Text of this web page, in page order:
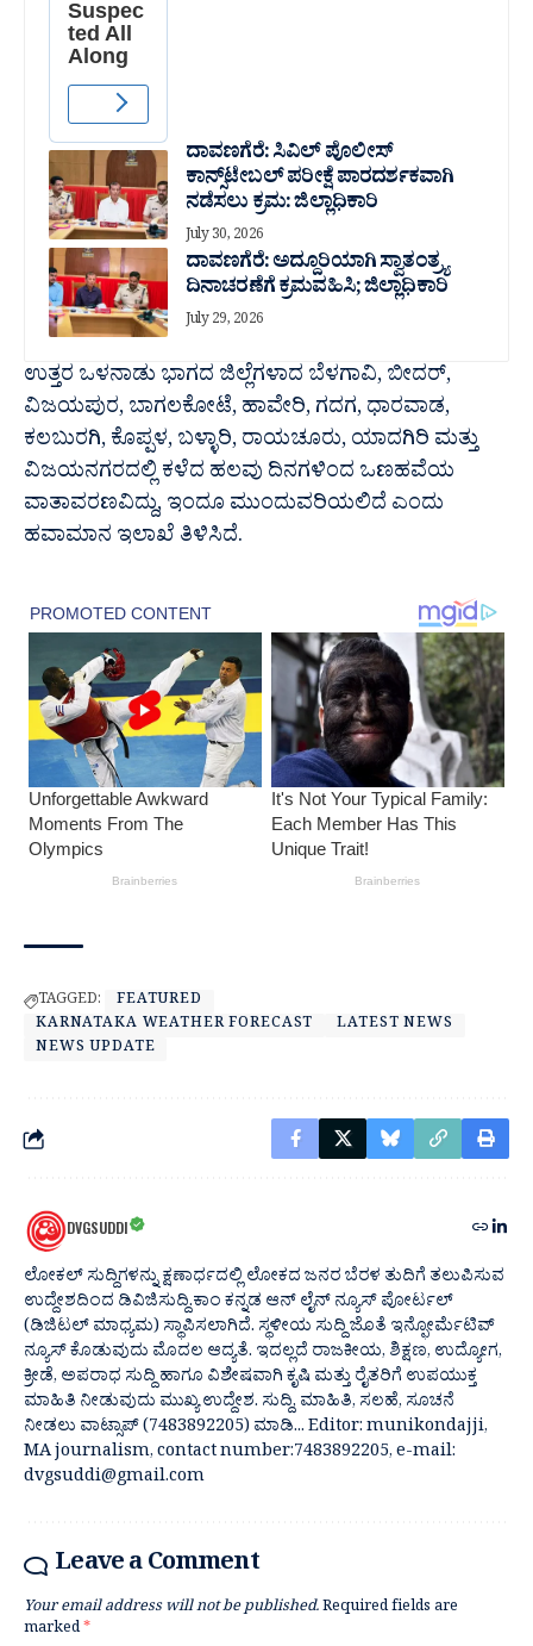
ದಾವಣಗೆರೆ: ಸಿವಿಲ್ ಪೊಲೀಸ್
ಕಾನ್ಸ್‌ಟೇಬಲ್ ಪರೀಕ್ಷೆ ಪಾರದರ್ಶಕವಾಗಿ
ನಡೆಸಲು ಕ್ರಮ: ಜಿಲ್ಲಾಧಿಕಾರಿ
July 30, 2026
ದಾವಣಗೆರೆ: ಅದ್ದೂರಿಯಾಗಿ ಸ್ವಾತಂತ್ರ್ಯ
ದಿನಾಚರಣೆಗೆ ಕ್ರಮವಹಿಸಿ; ಜಿಲ್ಲಾಧಿಕಾರಿ
July 29, 2026
ಉತ್ತರ ಒಳನಾಡು ಭಾಗದ ಜಿಲ್ಲೆಗಳಾದ ಬೆಳಗಾವಿ, ಬೀದರ್,
ವಿಜಯಪುರ, ಬಾಗಲಕೋಟೆ, ಹಾವೇರಿ, ಗದಗ, ಧಾರವಾಡ,
ಕಲಬುರಗಿ, ಕೊಪ್ಪಳ, ಬಳ್ಳಾರಿ, ರಾಯಚೂರು, ಯಾದಗಿರಿ ಮತ್ತು
ವಿಜಯನಗರದಲ್ಲಿ ಕಳೆದ ಹಲವು ದಿನಗಳಿಂದ ಒಣಹವೆಯ
ವಾತಾವರಣವಿದ್ದು, ಇಂದೂ ಮುಂದುವರಿಯಲಿದೆ ಎಂದು
ಹವಾಮಾನ ಇಲಾಖೆ ತಿಳಿಸಿದೆ.
TAGGED:
FEATURED
KARNATAKA WEATHER FORECAST
LATEST NEWS
NEWS UPDATE
DVGSUDDI
ಲೋಕಲ್ ಸುದ್ದಿಗಳನ್ನು ಕ್ಷಣಾರ್ಧದಲ್ಲಿ ಲೋಕದ ಜನರ ಬೆರಳ ತುದಿಗೆ ತಲುಪಿಸುವ
ಉದ್ದೇಶದಿಂದ ಡಿವಿಜಿಸುದ್ದಿ.ಕಾಂ ಕನ್ನಡ ಆನ್ ಲೈನ್ ನ್ಯೂಸ್ ಪೋರ್ಟಲ್
(ಡಿಜಿಟಲ್ ಮಾಧ್ಯಮ) ಸ್ಥಾಪಿಸಲಾಗಿದೆ. ಸ್ಥಳೀಯ ಸುದ್ದಿ ಜೊತೆ ಇನ್ಫೋರ್ಮೆಟಿವ್
ನ್ಯೂಸ್ ಕೊಡುವುದು ಮೊದಲ ಆದ್ಯತೆ. ಇದಲ್ಲದೆ ರಾಜಕೀಯ, ಶಿಕ್ಷಣ, ಉದ್ಯೋಗ,
ಕ್ರೀಡೆ, ಅಪರಾಧ ಸುದ್ದಿ ಹಾಗೂ ವಿಶೇಷವಾಗಿ ಕೃಷಿ ಮತ್ತು ರೈತರಿಗೆ ಉಪಯುಕ್ತ
ಮಾಹಿತಿ ನೀಡುವುದು ಮುಖ್ಯ ಉದ್ದೇಶ. ಸುದ್ದಿ, ಮಾಹಿತಿ, ಸಲಹೆ, ಸೂಚನೆ
ನೀಡಲು ವಾಟ್ಸಾಪ್ (7483892205) ಮಾಡಿ... Editor: munikondajji,
MA journalism, contact number:7483892205, e-mail:
dvgsuddi@gmail.com
Leave a Comment
Your email address will not be published.Required fields are
marked*